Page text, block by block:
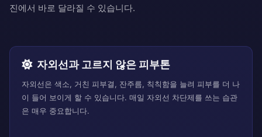
진에서 바로 달라질 수 있습니다.
자외선과 고르지 않은 피부톤
자외선은 색소, 거친 피부결, 잔주름, 칙칙함을 늘려 피부를 더 나
이 들어 보이게 할 수 있습니다. 매일 자외선 차단제를 쓰는 습관
은 매우 중요합니다.